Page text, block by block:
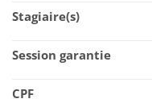
Stagiaire(s)
Session garantie
CPF